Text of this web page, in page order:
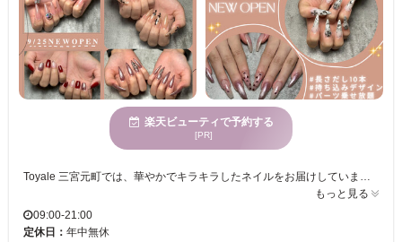
楽天ビューティで予約する
[PR]
Toyale 三宮元町では、華やかでキラキラしたネイルをお届けしています。初めての方も安心して試せる長さだしで、憧れの美しい縦長の指先に仕上げます。多彩なデザインが豊富に揃っており、トレンドを押さえたネイルが目の前に広がります。どんなシーンにも最適なデザインが見つかるはずです。また、初回オフ無料・自店オフもずっと無料なので、継続して通いやすいのも嬉しいポイントです。元町で指先からおしゃれを楽しみたい全ての方に理想を叶えるお手伝いをします。魅力的な指先をご一緒に作りましょう。ぜひご来店ください。
もっと見る
09:00-21:00
定休日： 年中無休